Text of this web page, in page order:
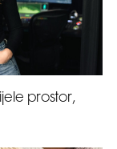
prostor,